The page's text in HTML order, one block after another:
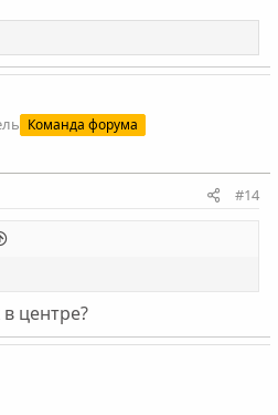
Команда форума
#14
центре?